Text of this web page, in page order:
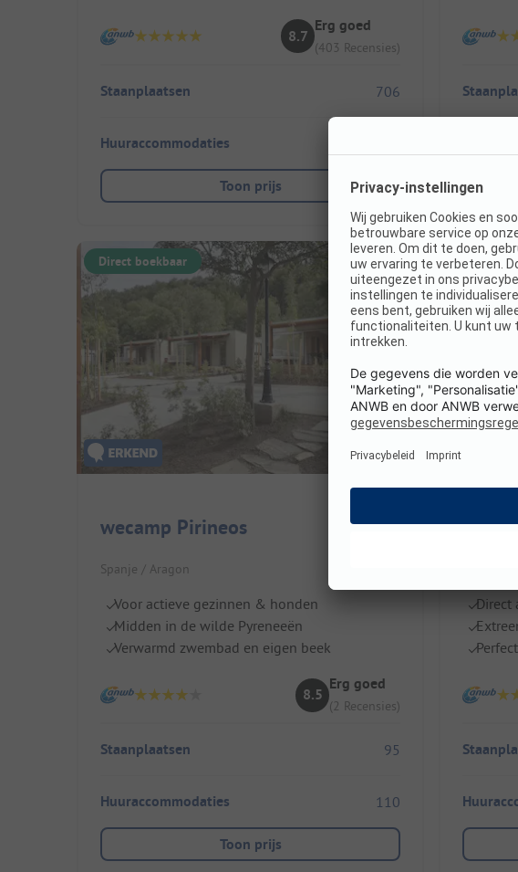
8.7
Erg goed
(403 Recensies)
Staanplaatsen 706
Huuraccommodaties
Toon prijs
Direct boekbaar
wecamp Pirineos
Spanje / Aragon
Voor actieve gezinnen & honden
Midden in de wilde Pyreneeën
Verwarmd zwembad en eigen beek
8.5
Erg goed
(2 Recensies)
Staanplaatsen 95
Huuraccommodaties 110
Toon prijs
Direct